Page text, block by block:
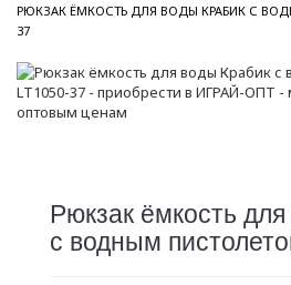
РЮКЗАК ЁМКОСТЬ ДЛЯ ВОДЫ КРАБИК С
37
Рюкзак ёмкость
с водным